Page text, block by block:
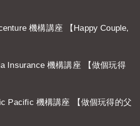
機構講座 【Happy Couple,
Insurance 機構講座 【做個玩得
Pacific 機構講座 【做個玩得的父